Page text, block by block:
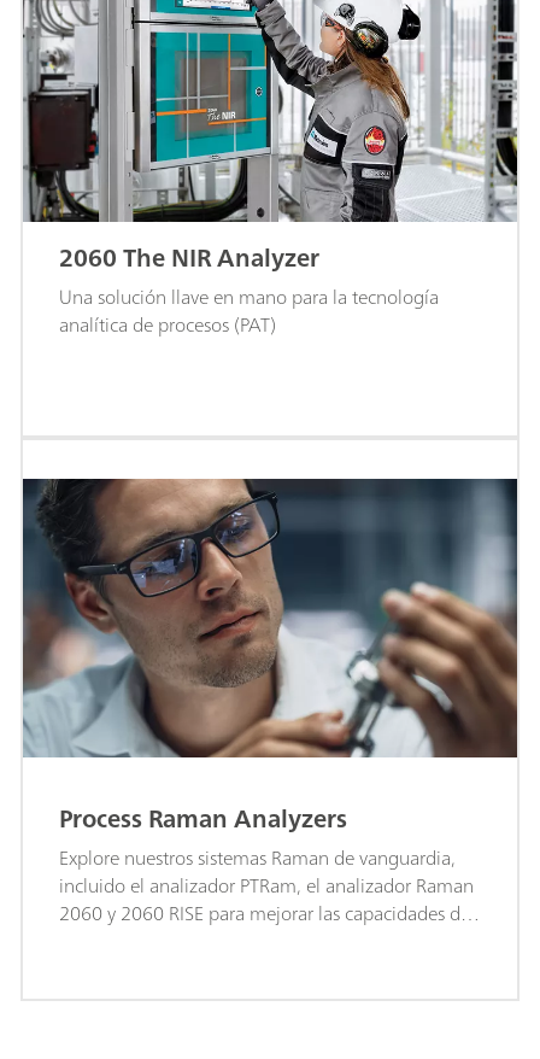
2060 The NIR Analyzer
Una solución llave en mano para la tecnología
analítica de procesos (PAT)
Process Raman Analyzers
Explore nuestros sistemas Raman de vanguardia,
incluido el analizador PTRam, el analizador Raman
2060 y 2060 RISE para mejorar las capacidades de